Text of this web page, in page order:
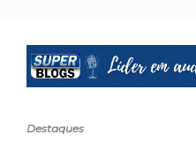
Destaques